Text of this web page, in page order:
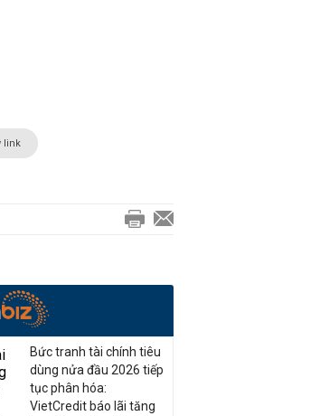
link
Bức tranh tài chính tiêu
dùng nửa đầu 2026 tiếp
tục phân hóa:
VietCredit báo lãi tăng